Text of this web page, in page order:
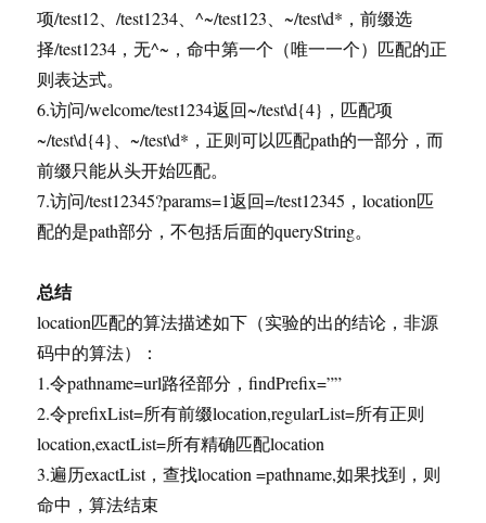
项/test12、/test1234、^~/test123、~/test\d*，前缀选
择/test1234，无^~，命中第一个（唯一一个）匹配的正
则表达式。
6.访问/welcome/test1234返回~/test\d{4}，匹配项
~/test\d{4}、~/test\d*，正则可以匹配path的一部分，而
前缀只能从头开始匹配。
7.访问/test12345?params=1返回=/test12345，location匹
配的是path部分，不包括后面的queryString。
总结
location匹配的算法描述如下（实验的出的结论，非源
码中的算法）：
1.令pathname=url路径部分，findPrefix=””
2.令prefixList=所有前缀location,regularList=所有正则
location,exactList=所有精确匹配location
3.遍历exactList，查找location =pathname,如果找到，则
命中，算法结束